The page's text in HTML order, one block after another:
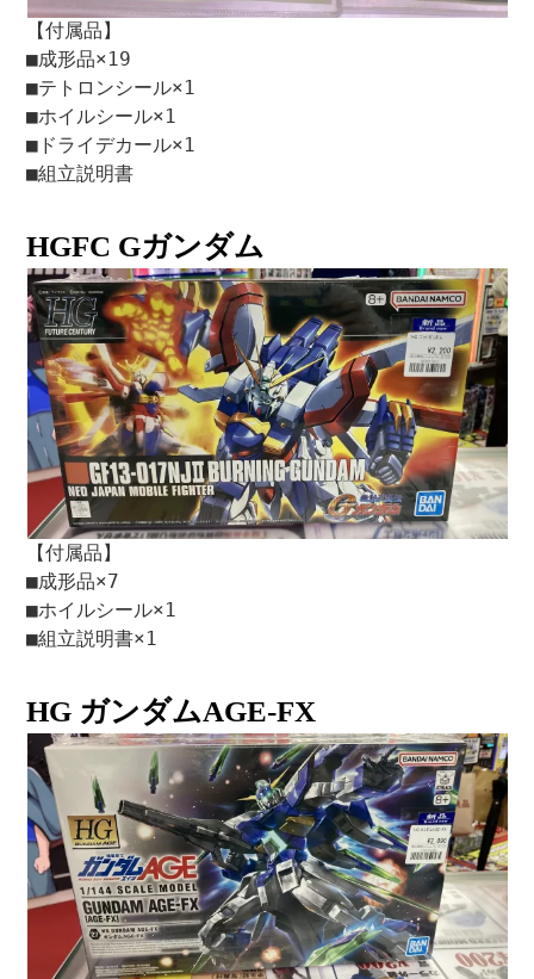
【付属品】
■成形品×19
■テトロンシール×1
■ホイルシール×1
■ドライデカール×1
■組立説明書
HGFC Gガンダム
【付属品】
■成形品×7
■ホイルシール×1
■組立説明書×1
HG ガンダムAGE-FX